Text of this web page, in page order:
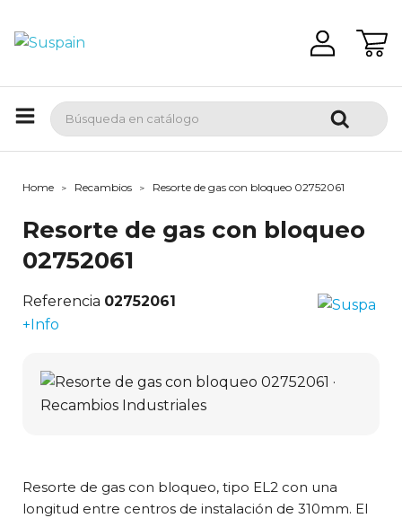
Home Recambios Resorte de gas con bloqueo 02752061
Resorte de gas con bloqueo
02752061
Referencia 02752061
+Info
Resorte de gas con bloqueo, tipo EL2 con una
longitud entre centros de instalación de 310mm. El